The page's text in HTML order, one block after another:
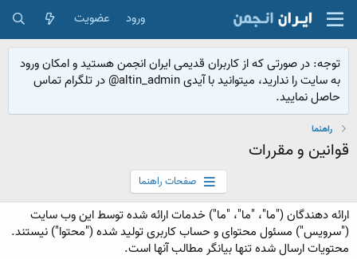
ورود عضویت
توجه: در صورتی که از کاربران قدیمی ایران انجمن هستید و امکان ورود
به سایت را ندارید، میتوانید با آیدی altin_admin@ در تلگرام تماس
حاصل نمایید.
راهنما
قوانین و مقررات
صفحات راهنما
ارائه دهندگان ("ما"، "ما"، "ما") خدمات ارائه شده توسط این وب سایت
("سرویس") مسئول محتوای و حساب کاربری تولید شده ("محتوا") نیستند.
محتویات ارسال شده تنها بیانگر مطالب آنها است.